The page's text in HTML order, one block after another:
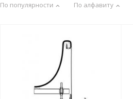
По популярности По алфавиту